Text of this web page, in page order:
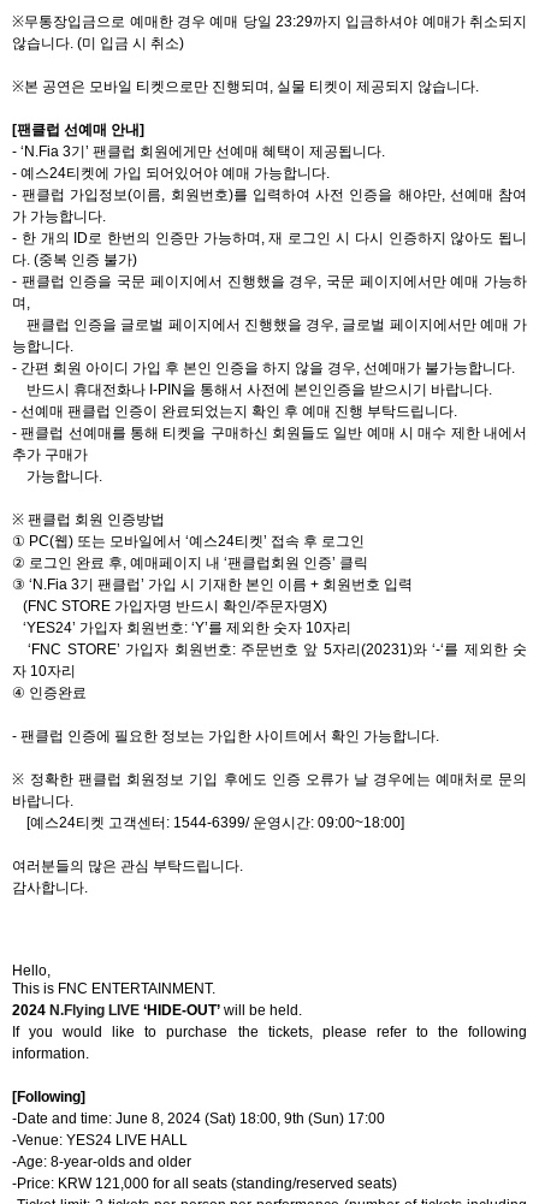
※무통장입금으로 예매한 경우 예매 당일 23:29까지 입금하셔야 예매가 취소되지
않습니다. (미 입금 시 취소)
※본 공연은 모바일 티켓으로만 진행되며 , 실물 티켓이 제공되지 않습니다.
[팬클럽 선예매 안내]
- ‘N.Fia 3기 ’ 팬클럽 회원에게만 선예매 혜택이 제공됩니다.
- 예스24티켓에 가입 되어있어야 예매 가능합니다.
-팬클럽 가입정보(이름, 회원번호)를 입력하여 사전 인증을 해야만, 선예매 참여
가 가능합니다.
- 한 개의 ID로 한번의 인증만 가능하며 ,재 로그인 시 다시 인증하지 않아도 됩니
다. (중복 인증 불가)
- 팬클럽 인증을 국문 페이지에서 진행했을 경우, 국문 페이지에서만 예매 가능하
며 ,
팬클럽 인증을 글로벌 페이지에서 진행했을 경우, 글로벌 페이지에서만 예매 가
능합니다.
- 간편 회원 아이디 가입 후 본인 인증을 하지 않을 경우, 선예매가 불가능합니다.
반드시 휴대전화나 I-PIN 을 통해서 사전에 본인인증을 받으시기 바랍니다.
- 선예매 팬클럽 인증이 완료되었는지 확인 후 예매 진행 부탁드립니다.
-팬클럽 선예매를 통해 티켓을 구매하신 회원들도 일반 예매 시 매수 제한 내에서
추가 구매가
가능합니다.
※ 팬클럽 회원 인증방법
① PC(웹) 또는 모바일에서 ‘예스24티켓’ 접속 후 로그인
② 로그인 완료 후, 예매페이지 내 ‘팬클럽회원 인증’ 클릭
③ ‘N.Fia 3기 팬클럽’ 가입 시 기재한 본인 이름 + 회원번호 입력
(FNC STORE 가입자명 반드시 확인/주문자명X)
‘YES24’ 가입자 회원번호: ‘Y’를 제외한 숫자 10자리
‘FNC STORE’ 가입자 회원번호: 주문번호 앞 5자리 (20231)와‘-‘를 제외한 숫
자 10자리
④ 인증완료
- 팬클럽 인증에 필요한 정보는 가입한 사이트에서 확인 가능합니다.
※ 정확한 팬클럽 회원정보 기입 후에도 인증 오류가 날 경우에는 예매처로 문의
바랍니다.
[예스24티켓 고객센터 : 1544-6399/ 운영시간: 09:00~18:00]
여러분들의 많은 관심 부탁드립니다.
감사합니다.
Hello,
This is FNC ENTERTAINMENT.
2024 N.Flying LIVE ‘HIDE-OUT’ will be held.
If you would like to purchase the tickets, please refer to the following
information.
[Following]
-Date and time: June 8, 2024 (Sat) 18:00, 9th (Sun) 17:00
-Venue: YES24 LIVE HALL
-Age: 8-year-olds and older
-Price: KRW 121,000 for all seats (standing/reserved seats)